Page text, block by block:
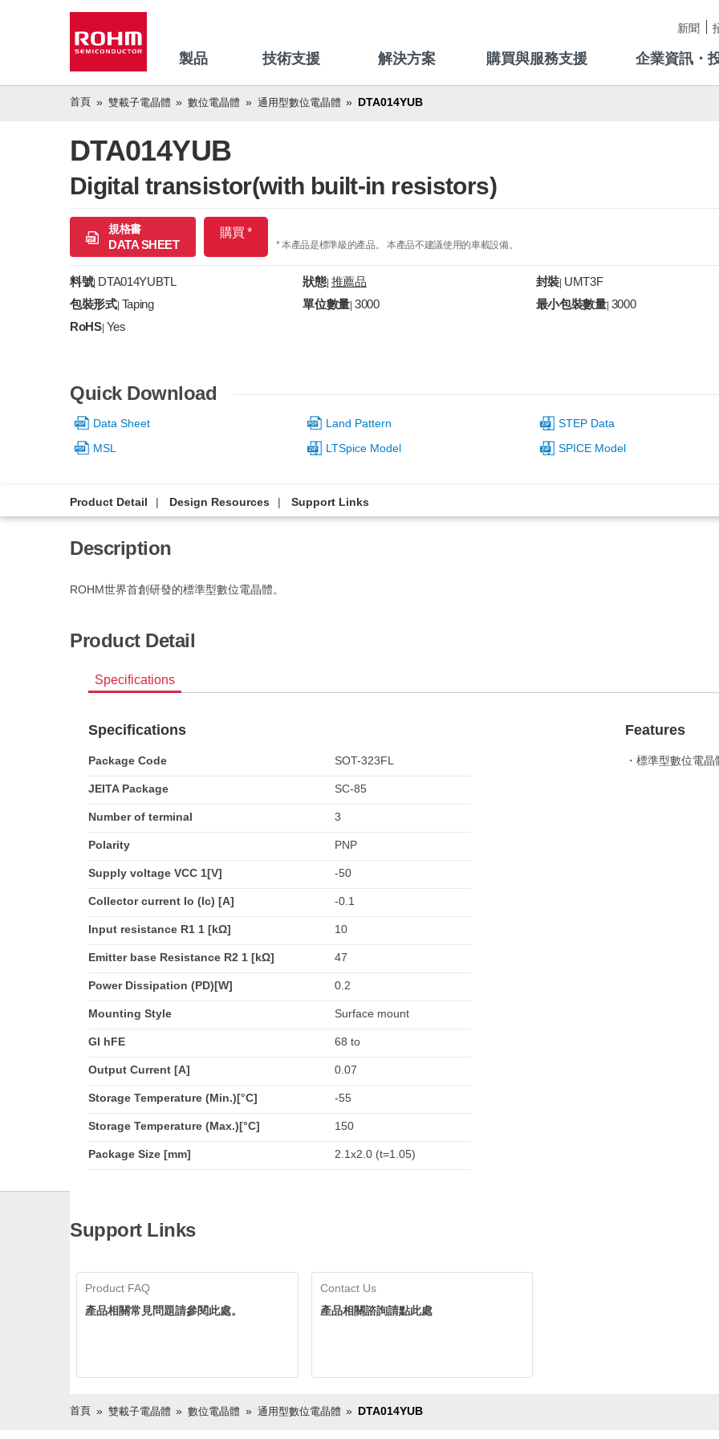
新聞
製品 技術支援 解決方案 購買與服務支援 企業資訊・
首頁 雙載子電晶體 數位電晶體 通用型數位電晶體 DTA014YUB
DTA014YUB
Digital transistor(with built-in resistors)
規格書
DATA SHEET
購買 *
* 本產品是標準級的產品。 本產品不建議使用的車載設備。
料號| DTA014YUBTL 狀態| 推薦品 封裝 UMT3F
包裝形式| Taping 單位數量 |3000 最小包裝數量| 3000
RoHS| Yes
Quick Download
Data Sheet Land Pattern
STEP Data
MSL
LTSpice Model SPICE Model
Product Detail Design Resources Support Links
Description
ROHM世界首創研發的標準型數位電晶體。
Product Detail
Specifications
Specifications
Package Code SOT-323FL
JEITA Package SC-85
Number of terminal 3
Polarity PNP
Supply voltage VCC 1[V] -50
Collector current Io (Ic) [A] -0.1
Input resistance R1 1 [kΩ] 10
Emitter base Resistance R2 1 [kΩ] 47
Power Dissipation (PD)[W] 0.2
Mounting Style Surface mount
GI hFE 68 to
Output Current [A] 0.07
Storage Temperature (Min.)[°C] -55
Storage Temperature (Max.)[°C] 150
Package Size [mm] 2.1x2.0 (t=1.05)
Features
・標準型數位電晶
Support Links
Product FAQ
產品相關常見問題請參閱此處。
Contact Us
產品相關諮詢請點此處
首頁 雙載子電晶體 數位電晶體 通用型數位電晶體 DTA014YUB